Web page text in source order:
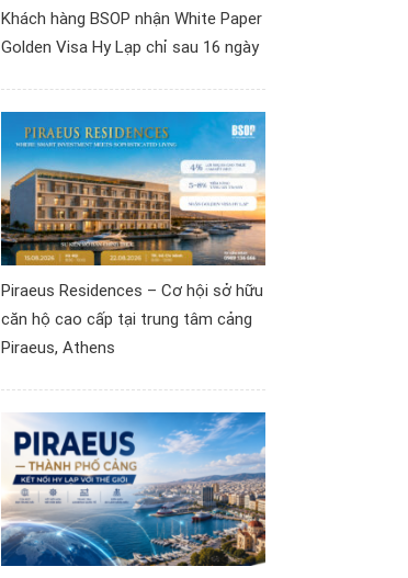
Khách hàng BSOP nhận White Paper
Golden Visa Hy Lạp chỉ sau 16 ngày
Piraeus Residences – Cơ hội sở hữu
căn hộ cao cấp tại trung tâm cảng
Piraeus, Athens